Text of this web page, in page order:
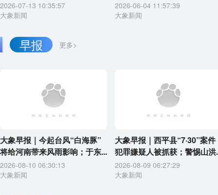
2026-07-13 10:35:57
大象新闻
2026-06-04 11:57:39
大象新闻
更多>
早报
大象早报｜今起台风“白海豚”
将给河南带来风雨影响；于东...
2026-08-10 06:30:13
大象新闻
大象早报｜西平县“7·30”案件
犯罪嫌疑人被抓获；警惕山洪
2026-08-09 06:27:29
大象新闻